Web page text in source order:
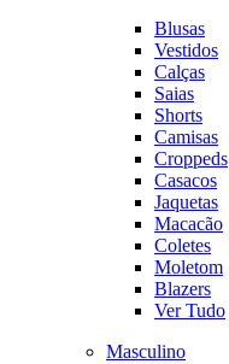
Blusas
Vestidos
Calças
Saias
Shorts
Camisas
Croppeds
Casacos
Jaquetas
Macacão
Coletes
Moletom
Blazers
Ver Tudo
Masculino